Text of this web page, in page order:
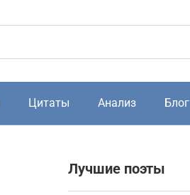
Цитаты Анализ Блог
Лучшие поэты